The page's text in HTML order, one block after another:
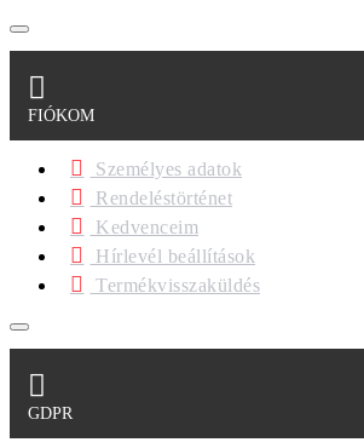
FIÓKOM
Személyes adatok
Rendeléstörténet
Kedvenceim
Hírlevél beállítások
Termékvisszaküldés
GDPR